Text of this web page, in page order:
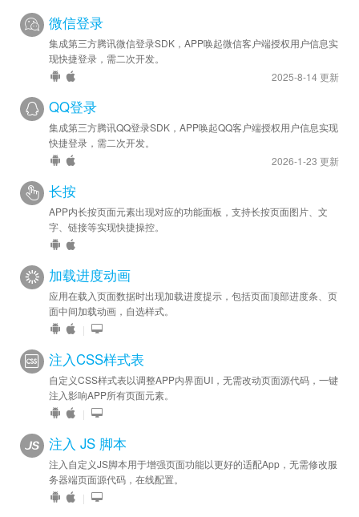
微信登录
集成第三方腾讯微信登录SDK，APP唤起微信客户端授权用户信息实
现快捷登录，需二次开发。
2025-8-14 更新
QQ登录
集成第三方腾讯QQ登录SDK，APP唤起QQ客户端授权用户信息实现
快捷登录，需二次开发。
2026-1-23 更新
长按
APP内长按页面元素出现对应的功能面板，支持长按页面图片、文
字、链接等实现快捷操控。
加载进度动画
应用在载入页面数据时出现加载进度提示，包括页面顶部进度条、页
面中间加载动画，自选样式。
|
注入CSS样式表
自定义CSS样式表以调整APP内界面UI，无需改动页面源代码，一键
注入影响APP所有页面元素。
|
注入 JS 脚本
注入自定义JS脚本用于增强页面功能以更好的适配App，无需修改服
务器端页面源代码，在线配置。
|